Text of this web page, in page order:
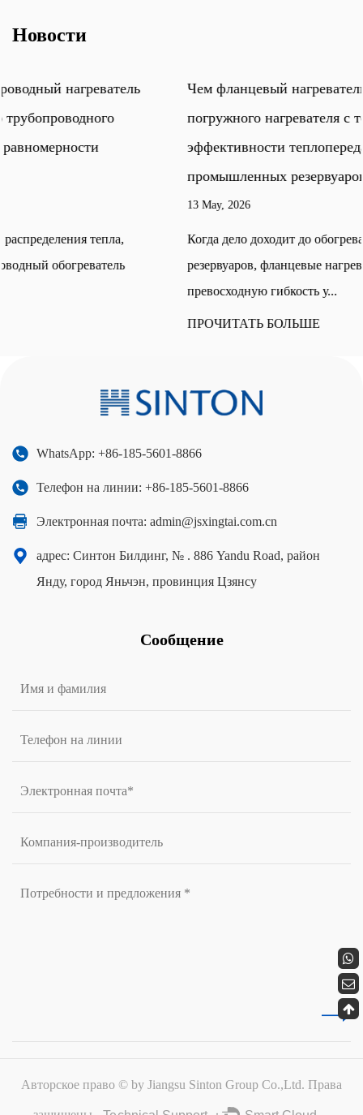
Новости
Чем фланцевый нагреватель отличается от
погружного нагревателя с точки зрения
эффективности теплопередачи при обогреве
промышленных резервуаров?
Когда дело доходит до обогрева промышленных
резервуаров, фланцевые нагреватели обеспечивают
WhatsApp: +86-185-5601-8866
Телефон на линии: +86-185-5601-8866
Электронная почта: admin@jsxingtai.com.cn
адрес: Синтон Билдинг, № . 886 Yandu Road, район
Янду, город Яньчэн, провинция Цзянсу
Сообщение
Авторское право © by Jiangsu Sinton Group Co.,Ltd. Права